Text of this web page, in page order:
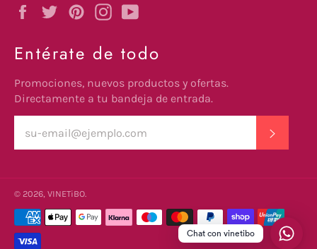
FacebookTwitterPinterestInstagram
Entérate de todo
Promociones, nuevos productos y ofertas.
Directamente a tu bandeja de entrada.
© 2026, VINETiBO.
Métodos
de
pago
Chat con vinetibo